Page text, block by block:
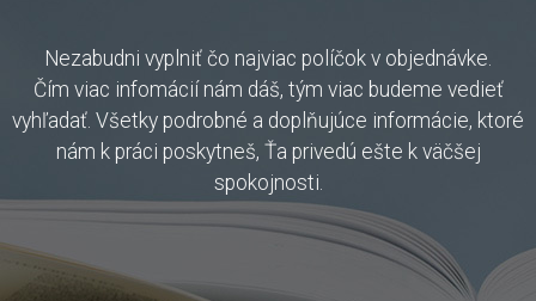
Nezabudni vyplniť čo najviac políčok v objednávke.
Čím viac infomácií nám dáš, tým viac budeme vedieť
vyhľadať. Všetky podrobné a doplňujúce informácie, ktoré
nám k práci poskytneš, Ťa privedú ešte k väčšej
spokojnosti.